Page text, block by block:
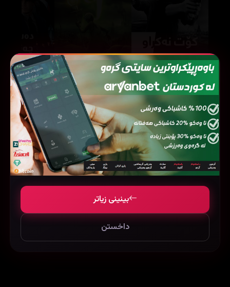
Unlocked (2017)
33752
9 (2009)
72412
بینینی زیاتر
داخستن